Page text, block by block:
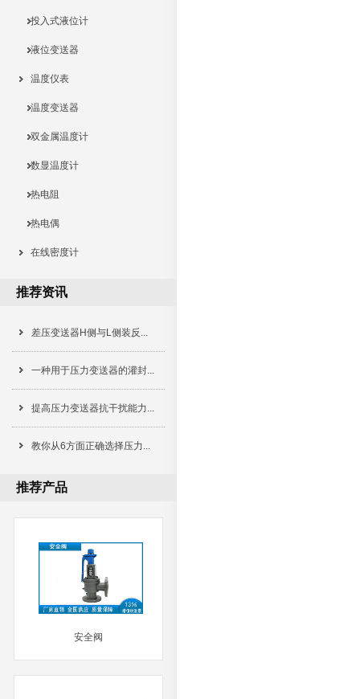
投入式液位计
液位变送器
温度仪表
温度变送器
双金属温度计
数显温度计
热电阻
热电偶
在线密度计
推荐资讯
差压变送器H侧与L侧装反...
一种用于压力变送器的灌封...
提高压力变送器抗干扰能力...
教你从6方面正确选择压力...
推荐产品
安全阀
MORE